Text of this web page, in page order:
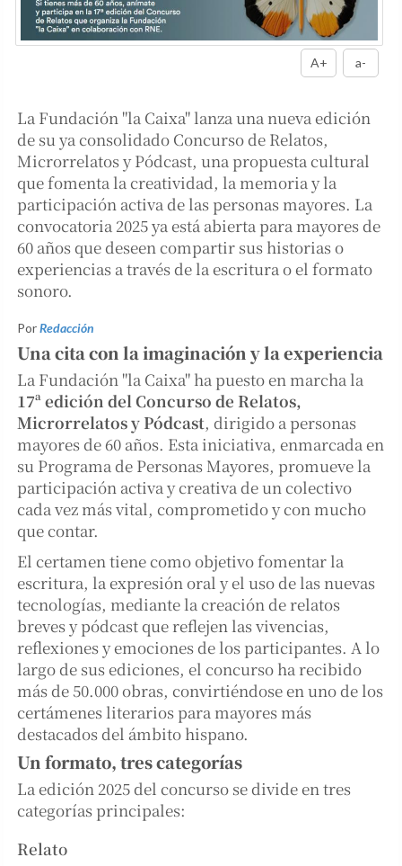
A+ a-
La Fundación "la Caixa" lanza una nueva edición
de su ya consolidado Concurso de Relatos,
Microrrelatos y Pódcast, una propuesta cultural
que fomenta la creatividad, la memoria y la
participación activa de las personas mayores. La
convocatoria 2025 ya está abierta para mayores de
60 años que deseen compartir sus historias o
experiencias a través de la escritura o el formato
sonoro.
PorRedacción
Una cita con la imaginación y la experiencia
La Fundación "la Caixa" ha puesto en marcha la
17ª edición del Concurso de Relatos,
Microrrelatos y Pódcast, dirigido a personas
mayores de 60 años. Esta iniciativa, enmarcada en
su Programa de Personas Mayores, promueve la
participación activa y creativa de un colectivo
cada vez más vital, comprometido y con mucho
que contar.
El certamen tiene como objetivo fomentar la
escritura, la expresión oral y el uso de las nuevas
tecnologías, mediante la creación de relatos
breves y pódcast que reflejen las vivencias,
reflexiones y emociones de los participantes. A lo
largo de sus ediciones, el concurso ha recibido
más de 50.000 obras, convirtiéndose en uno de los
certámenes literarios para mayores más
destacados del ámbito hispano.
Un formato, tres categorías
La edición 2025 del concurso se divide en tres
categorías principales:
Relato